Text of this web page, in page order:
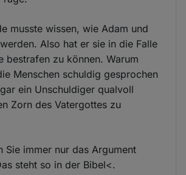
musste wissen, wie Adam und
Also hat er sie in die Falle
bestrafen zu können. Warum
Menschen schuldig gesprochen
ein Unschuldiger qualvoll
Zorn des Vatergottes zu
Sie immer nur das Argument
steht so in der Bibel<.